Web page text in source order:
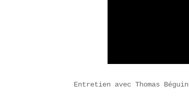
Entretien avec Thomas Béguin